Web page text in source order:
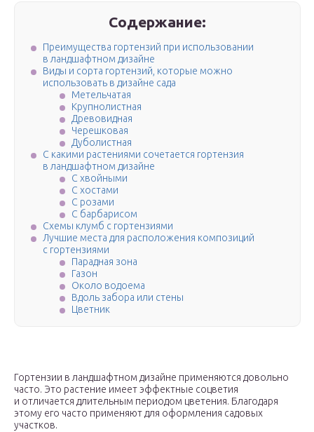
Содержание:
Преимущества гортензий при использовании
в ландшафтном дизайне
Виды и сорта гортензий, которые можно
использовать в дизайне сада
Метельчатая
Крупнолистная
Древовидная
Черешковая
Дуболистная
С какими растениями сочетается гортензия
в ландшафтном дизайне
С хвойными
С хостами
С розами
С барбарисом
Схемы клумб с гортензиями
Лучшие места для расположения композиций
с гортензиями
Парадная зона
Газон
Около водоема
Вдоль забора или стены
Цветник
Гортензии в ландшафтном дизайне применяются довольно
часто. Это растение имеет эффектные соцветия
и отличается длительным периодом цветения. Благодаря
этому его часто применяют для оформления садовых
участков.